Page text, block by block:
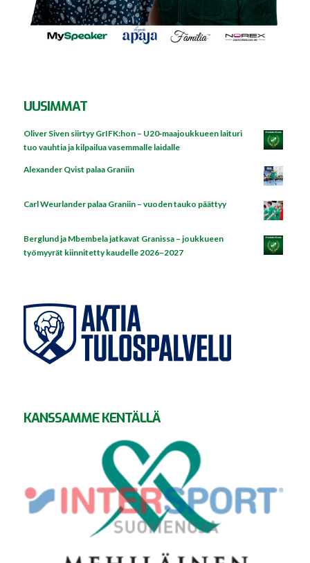
UUSIMMAT
Oliver Siven siirtyy GrIFK:hon – U20‑maajoukkueen laituri
tuo vauhtia ja kilpailua vasemmalle laidalle
Alexander Qvist palaa Graniin
Carl Weurlander palaa Graniin – vuoden tauko päättyy
Berglund ja Mbembela jatkavat Granissa – joukkueen
työmyyrät kiinnitetty kaudelle 2026–2027
KANSSAMME KENTÄLLÄ